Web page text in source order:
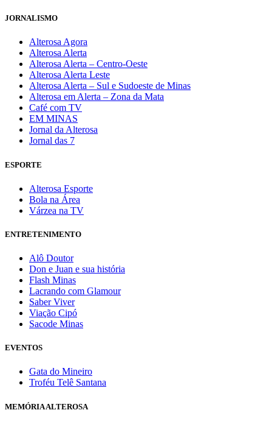
JORNALISMO
Alterosa Agora
Alterosa Alerta
Alterosa Alerta – Centro-Oeste
Alterosa Alerta Leste
Alterosa Alerta – Sul e Sudoeste de Minas
Alterosa em Alerta – Zona da Mata
Café com TV
EM MINAS
Jornal da Alterosa
Jornal das 7
ESPORTE
Alterosa Esporte
Bola na Área
Várzea na TV
ENTRETENIMENTO
Alô Doutor
Don e Juan e sua história
Flash Minas
Lacrando com Glamour
Saber Viver
Viação Cipó
Sacode Minas
EVENTOS
Gata do Mineiro
Troféu Telê Santana
MEMÓRIA ALTEROSA